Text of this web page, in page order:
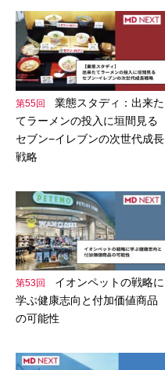
第55回
業態スタディ：出来た
てラーメンの投入に垣間見る
セブン−イレブンの次世代成長
戦略
第53回
イオンペットの戦略に
学ぶ健康志向と付加価値商品
の可能性